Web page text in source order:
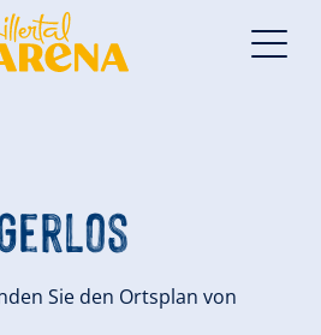
Sie den Ortsplan von